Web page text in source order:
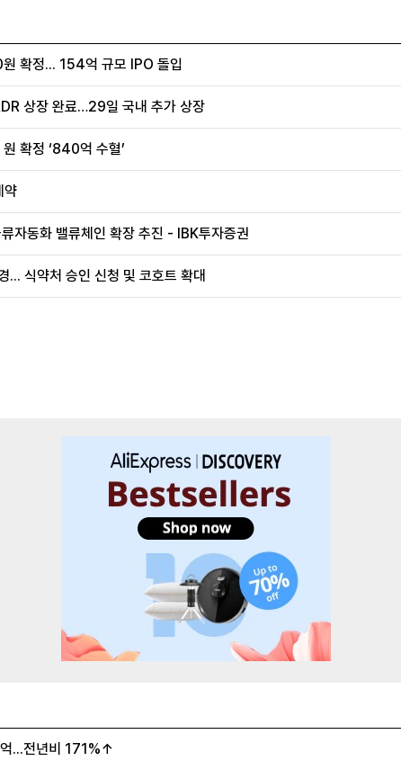
확정... 154억 규모 IPO 돌입
상장 완료…29일 국내 추가 상장
확정 ‘840억 수혈’
약
자동화 밸류체인 확장 추진 - IBK투자증권
식약처 승인 신청 및 코호트 확대
...전년비 171%↑